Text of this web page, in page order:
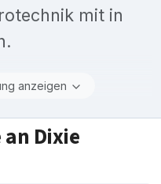
mit in
anzeigen
Dixie